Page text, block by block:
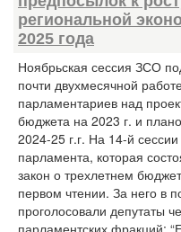
региональной
2025 года
Ноябрьская сессия ЗСО
почти двухмесячной
парламентариев над
бюджета на 2023 г. и
2024-25 г.г. На 14-й сессии
парламента, которая
закон о трехлетнем
первом чтении. За него в
проголосовали депутаты
парламентских фракций: